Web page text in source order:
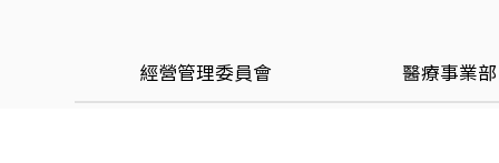
經營管理委員會 醫療事業部